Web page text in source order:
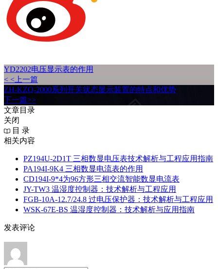
YD2202电压显示表的作用
< <上一篇
ZH-KZQ-2000系列开关状态显示装置的特点和优势
下一篇>>
文章目录
关闭
目 录
相关内容
PZ194U-2D1T 三相数显电压表技术解析与工程应用指南
PA194I‑9K4 三相数显电流表的作用
CD194I‑9*4为96方形三相交流智能数显电流表
JY-TW3 温湿度控制器：技术解析与工程应用
FGB-10A-12.7/24.8 过电压保护器：技术解析与工程应用
WSK-67E-BS 温湿度控制器：技术解析与应用指南
发表评论